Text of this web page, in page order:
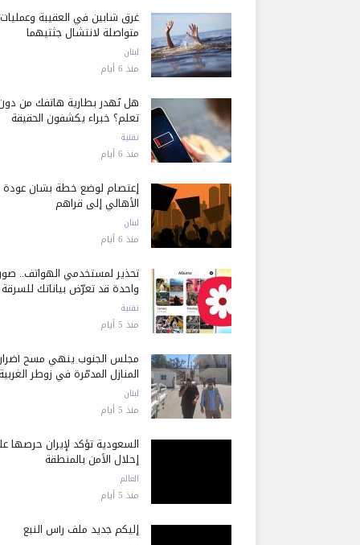
غرق شابين في العقيبة وعمليات
متواصلة لانتشال جثتيهما
لبنان
منذ 6 أيام
هل تُهدر بطارية هاتفك من
تعلم؟ خبراء يكشفون الحقيقة
تقنية
منذ 6 أيام
إعتصام لوضع خطة بشأن عودة
الأهالي إلى قراهم
لبنان
منذ 6 أيام
تحذير لمستخدمي الهواتف..
واحدة قد تعرّض بياناتك للسرقة
تقنية
منذ 5 أيام
مجلس الجنوب ينهي مسح أضرار
المنازل المدمّرة في زوطر الغربية
لبنان
منذ 5 أيام
السعودية تؤكد لإيران حرصها
إحلال الأمن بالمنطقة
العالم
منذ 5 أيام
إليكم جديد ملف رأس النبع